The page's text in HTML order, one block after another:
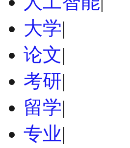
大学|
论文|
考研|
留学|
专业|